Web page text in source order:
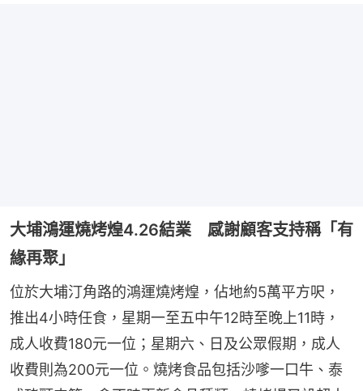
大埔鴻運燒烤煌4.26結業 感謝顧客支持稱「有
緣再聚」
位於大埔汀角路的鴻運燒烤煌，佔地約5萬平方呎，
推出4小時任食，星期一至五中午12時至晚上11時，
成人收費180元一位；星期六、日及公眾假期，成人
收費則為200元一位。燒烤食品包括沙嗲一口牛、泰